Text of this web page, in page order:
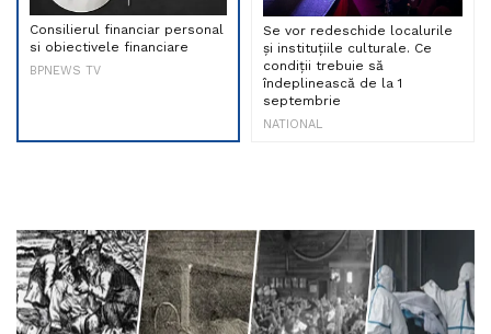
Consilierul financiar personal
si obiectivele financiare
BPNEWS TV
Se vor redeschide localurile
și instituțiile culturale. Ce
condiții trebuie să
îndeplinească de la 1
septembrie
NATIONAL